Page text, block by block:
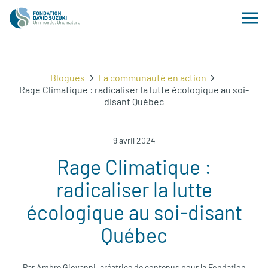
Blogues
La communauté en action
Rage Climatique : radicaliser la lutte écologique au soi-
disant Québec
9 avril 2024
Rage Climatique :
radicaliser la lutte
écologique au soi-disant
Québec